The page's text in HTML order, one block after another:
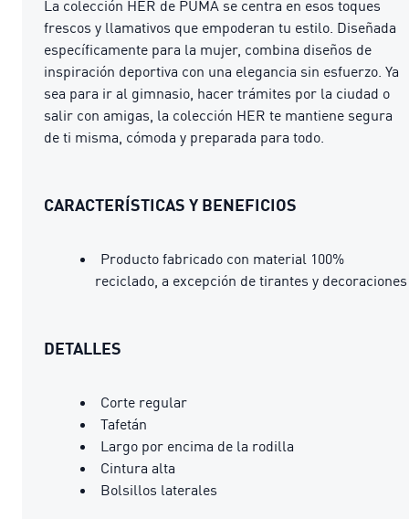
La colección HER de PUMA se centra en esos toques
frescos y llamativos que empoderan tu estilo. Diseñada
específicamente para la mujer, combina diseños de
inspiración deportiva con una elegancia sin esfuerzo. Ya
sea para ir al gimnasio, hacer trámites por la ciudad o
salir con amigas, la colección HER te mantiene segura
de ti misma, cómoda y preparada para todo.
CARACTERÍSTICAS Y BENEFICIOS
Producto fabricado con material 100%
reciclado, a excepción de tirantes y decoraciones
DETALLES
Corte regular
Tafetán
Largo por encima de la rodilla
Cintura alta
Bolsillos laterales